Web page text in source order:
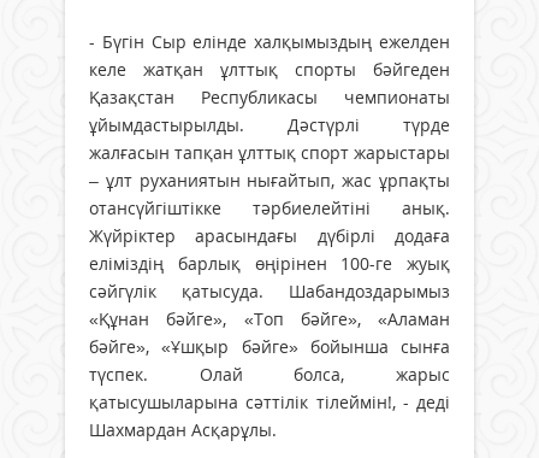
- Бүгін Сыр елінде халқымыздың ежелден
келе жатқан ұлттық спорты бәйгеден
Қазақстан Республикасы чемпионаты
ұйымдастырылды. Дәстүрлі түрде
жалғасын тапқан ұлттық спорт жарыстары
– ұлт руханиятын нығайтып, жас ұрпақты
отансүйгіштікке тәрбиелейтіні анық.
Жүйріктер арасындағы дүбірлі додаға
еліміздің барлық өңірінен 100-ге жуық
сәйгүлік қатысуда. Шабандоздарымыз
«Құнан бәйге», «Топ бәйге», «Аламан
бәйге», «Ұшқыр бәйге» бойынша сынға
түспек. Олай болса, жарыс
қатысушыларына сәттілік тілеймін!, - деді
Шахмардан Асқарұлы.